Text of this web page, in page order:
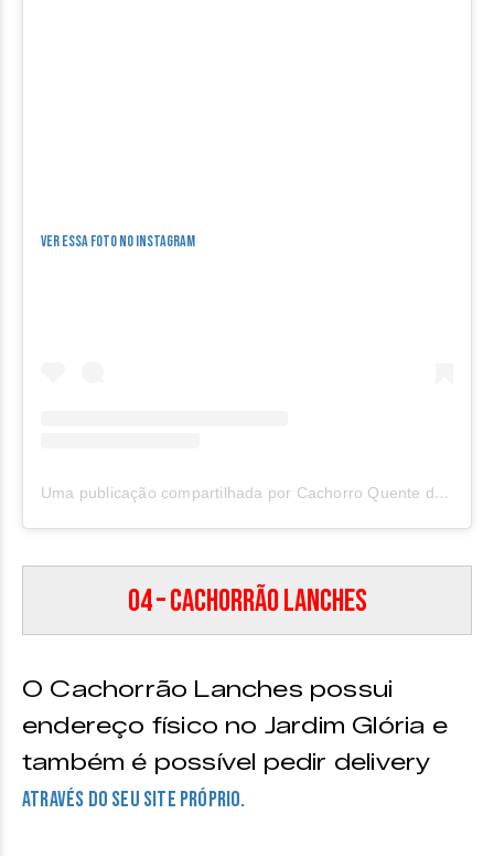
Ver essa foto no Instagram
Uma publicação compartilhada por Cachorro Quente do Klebinho (@cachorro_quente_do_klebinho)
04 – Cachorrão Lanches
O Cachorrão Lanches possui
endereço físico no Jardim Glória e
também é possível pedir delivery
através do seu site próprio.